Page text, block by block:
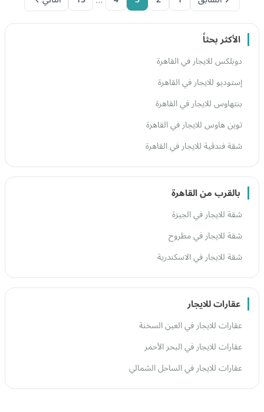
الأكثر بحثاً
دوبلكس للايجار في القاهرة
إستوديو للايجار في القاهرة
بنتهاوس للايجار في القاهرة
توين هاوس للايجار في القاهرة
شقة فندقية للايجار في القاهرة
بالقرب من القاهرة
شقة للايجار في الجيزة
شقة للايجار في مطروح
شقة للايجار في الاسكندرية
عقارات للايجار
عقارات للايجار في العين السخنة
عقارات للايجار في البحر الأحمر
عقارات للايجار في الساحل الشمالي